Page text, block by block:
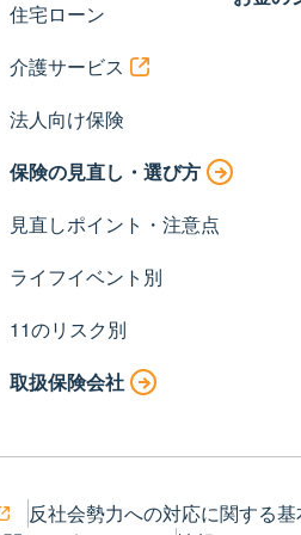
住宅ローン
介護サービス
法人向け保険
保険の見直し・選び方
見直しポイント・注意点
ライフイベント別
11のリスク別
取扱保険会社
反社会勢力への対応に関する